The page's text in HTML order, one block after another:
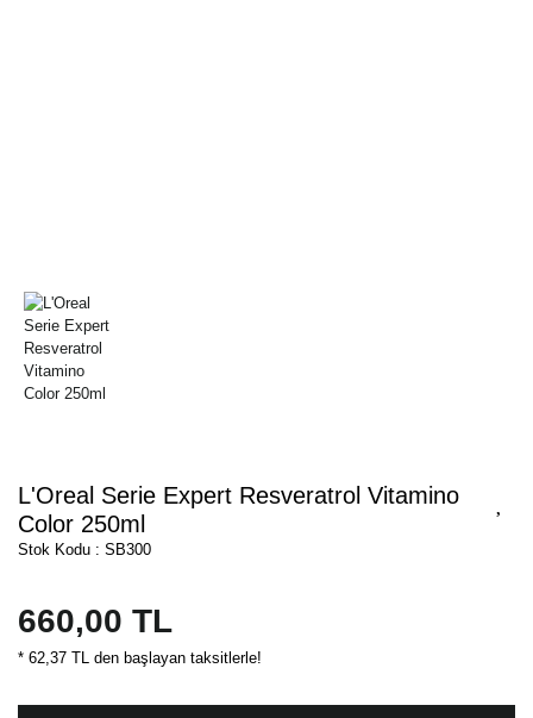
L'Oreal Serie Expert Resveratrol Vitamino
Color 250ml
Stok Kodu : SB300
660,00 TL
* 62,37 TL den başlayan taksitlerle!